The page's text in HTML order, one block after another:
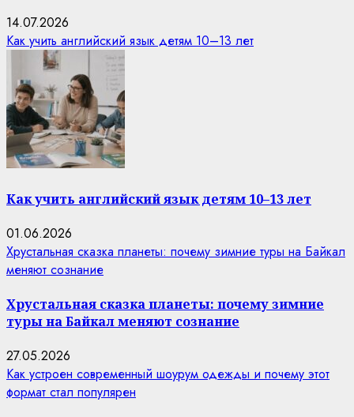
14.07.2026
Как учить английский язык детям 10–13 лет
Как учить английский язык детям 10–13 лет
01.06.2026
Хрустальная сказка планеты: почему зимние туры на Байкал
меняют сознание
Хрустальная сказка планеты: почему зимние
туры на Байкал меняют сознание
27.05.2026
Как устроен современный шоурум одежды и почему этот
формат стал популярен